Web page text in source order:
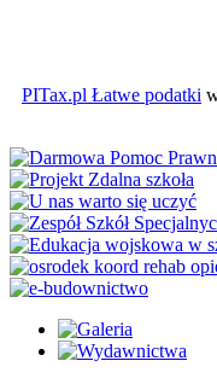
PITax.pl Łatwe podatki